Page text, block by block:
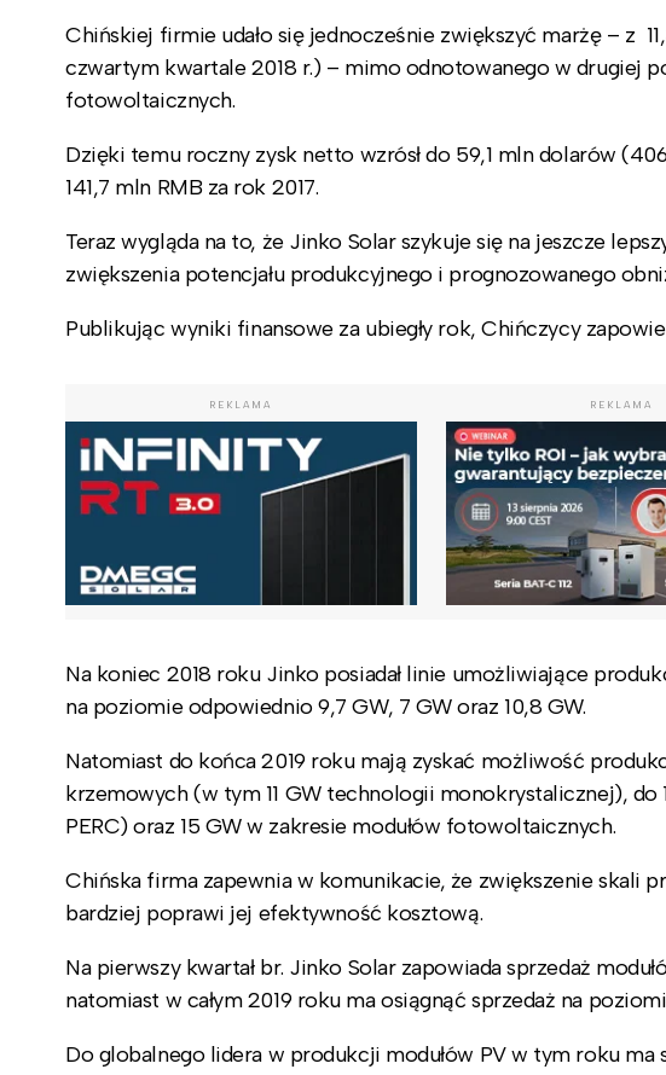
Chińskiej firmie udało się jednocześnie zwiększyć marżę – z
czwartym kwartale 2018 r.) – mimo odnotowanego w drugiej
fotowoltaicznych.
Dzięki temu roczny zysk netto wzrósł do 59,1 mln dolarów
141,7 mln RMB za rok 2017.
Teraz wygląda na to, że Jinko Solar szykuje się na jeszcze
zwiększenia potencjału produkcyjnego i prognozowanego
Publikując wyniki finansowe za ubiegły rok, Chińczycy
REKLAMA REKLAMA
Na koniec 2018 roku Jinko posiadał linie umożliwiające
na poziomie odpowiednio 9,7 GW, 7 GW oraz 10,8 GW.
Natomiast do końca 2019 roku mają zyskać możliwość
krzemowych (w tym 11 GW technologii monokrystalicznej),
PERC) oraz 15 GW w zakresie modułów fotowoltaicznych.
Chińska firma zapewnia w komunikacie, że zwiększenie skali
bardziej poprawi jej efektywność kosztową.
Na pierwszy kwartał br. Jinko Solar zapowiada sprzedaż
natomiast w całym 2019 roku ma osiągnąć sprzedaż na
Do globalnego lidera w produkcji modułów PV w tym roku